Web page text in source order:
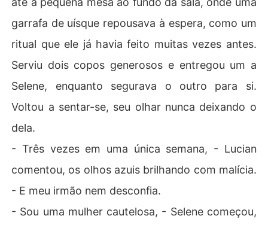
garrafa de uísque repousava à espera, como um
ritual que ele já havia feito muitas vezes antes.
Serviu dois copos generosos e entregou um a
Selene, enquanto segurava o outro para si.
Voltou a sentar-se, seu olhar nunca deixando o
dela.
- Três vezes em uma única semana, - Lucian
comentou, os olhos azuis brilhando com malícia.
- E meu irmão nem desconfia.
- Sou uma mulher cautelosa, - Selene começou,